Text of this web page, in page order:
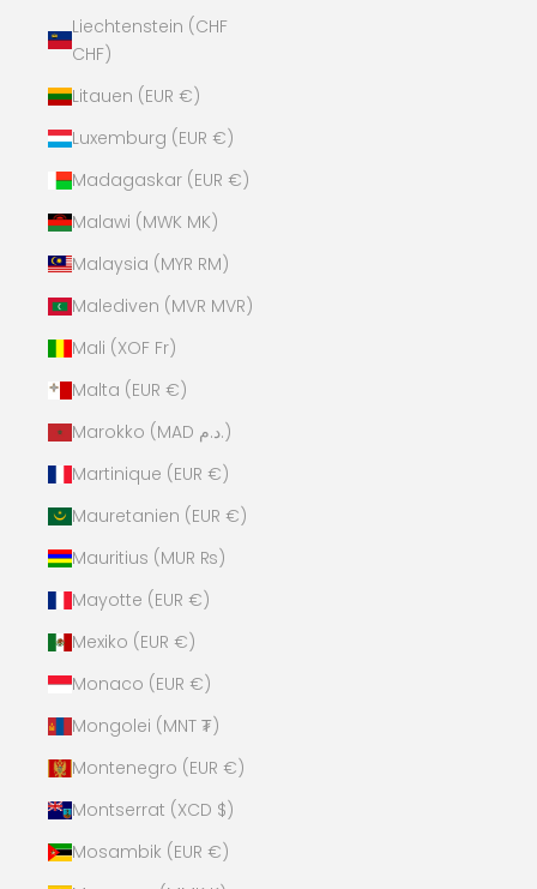
Liechtenstein (CHF
CHF)
Litauen (EUR €)
Luxemburg (EUR €)
Madagaskar (EUR €)
Malawi (MWK MK)
Malaysia (MYR RM)
Malediven (MVR MVR)
Mali (XOF Fr)
Malta (EUR €)
Marokko (MAD د.م.)
Martinique (EUR €)
Mauretanien (EUR €)
Mauritius (MUR ₨)
Mayotte (EUR €)
Mexiko (EUR €)
Monaco (EUR €)
Mongolei (MNT ₮)
Montenegro (EUR €)
Montserrat (XCD $)
Mosambik (EUR €)